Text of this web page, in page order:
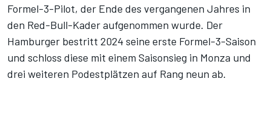
Formel-3-Pilot, der Ende des vergangenen Jahres in
den Red-Bull-Kader aufgenommen wurde. Der
Hamburger bestritt 2024 seine erste Formel-3-Saison
und schloss diese mit einem Saisonsieg in Monza und
drei weiteren Podestplätzen auf Rang neun ab.